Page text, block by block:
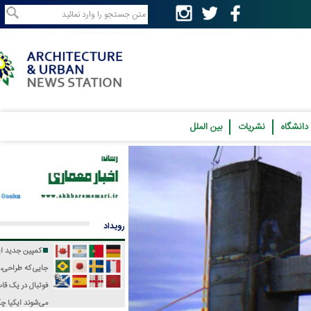
نشریات بین الملل
کمپین جدید ایکیا؛
جایی که طراحی، فرهنگ و
فوتبال در یک قاب جمع
ایکیا چگونه جام